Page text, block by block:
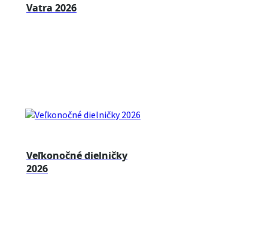
Vatra 2026
Veľkonočné dielničky
2026